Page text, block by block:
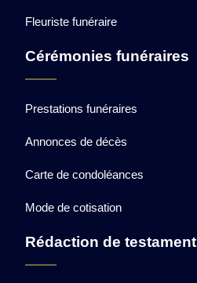
Fleuriste funéraire
Cérémonies funéraires
Prestations funéraires
Annonces de décès
Carte de condoléances
Mode de cotisation
Rédaction de testament